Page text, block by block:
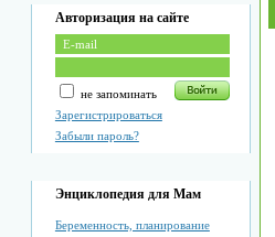
Авторизация на сайте
не запоминать
Зарегистрироваться
Забыли пароль?
Энциклопедия для Мам
Беременность, планирование